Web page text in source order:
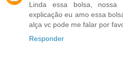
Linda essa bolsa,
explicação eu amo essa
alça vc pode me falar por
Responder